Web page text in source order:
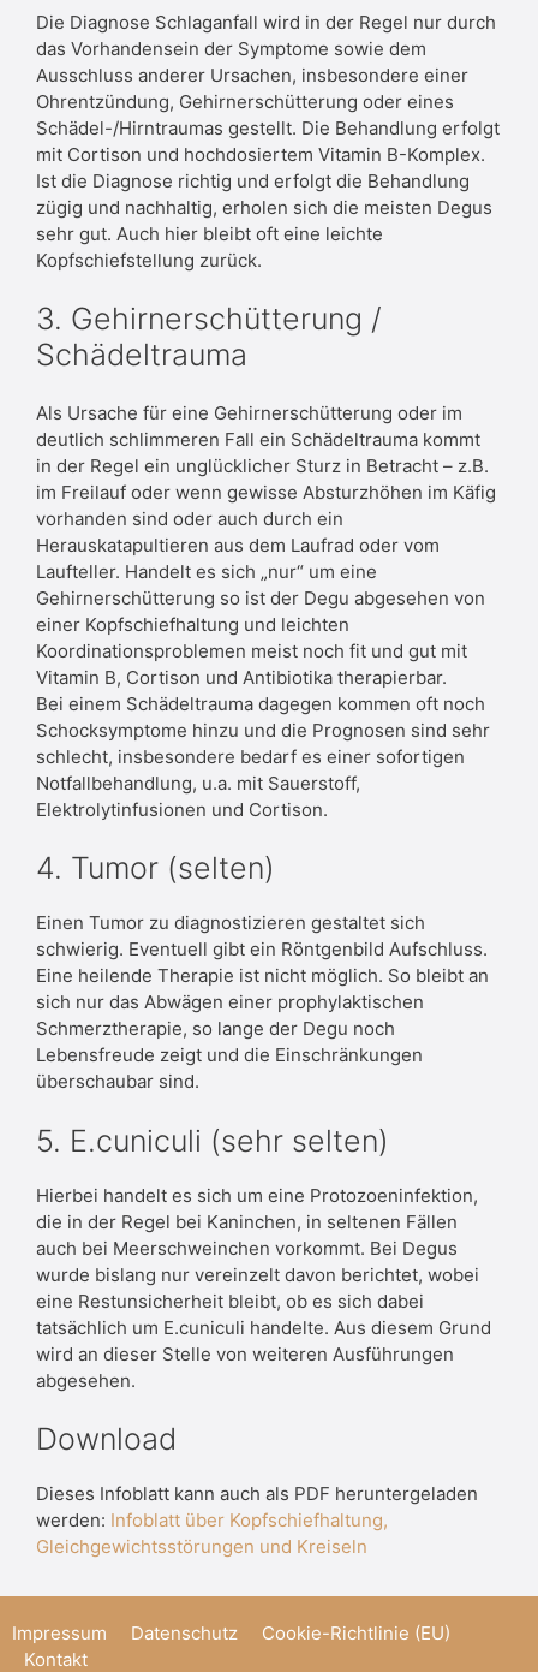
Die Diagnose Schlaganfall wird in der Regel nur durch
das Vorhandensein der Symptome sowie dem
Ausschluss anderer Ursachen, insbesondere einer
Ohrentzündung, Gehirnerschütterung oder eines
Schädel-/Hirntraumas gestellt. Die Behandlung erfolgt
mit Cortison und hochdosiertem Vitamin B-Komplex.
Ist die Diagnose richtig und erfolgt die Behandlung
zügig und nachhaltig, erholen sich die meisten Degus
sehr gut. Auch hier bleibt oft eine leichte
Kopfschiefstellung zurück.
3. Gehirnerschütterung /
Schädeltrauma
Als Ursache für eine Gehirnerschütterung oder im
deutlich schlimmeren Fall ein Schädeltrauma kommt
in der Regel ein unglücklicher Sturz in Betracht – z.B.
im Freilauf oder wenn gewisse Absturzhöhen im Käfig
vorhanden sind oder auch durch ein
Herauskatapultieren aus dem Laufrad oder vom
Laufteller. Handelt es sich „nur“ um eine
Gehirnerschütterung so ist der Degu abgesehen von
einer Kopfschiefhaltung und leichten
Koordinationsproblemen meist noch fit und gut mit
Vitamin B, Cortison und Antibiotika therapierbar.
Bei einem Schädeltrauma dagegen kommen oft noch
Schocksymptome hinzu und die Prognosen sind sehr
schlecht, insbesondere bedarf es einer sofortigen
Notfallbehandlung, u.a. mit Sauerstoff,
Elektrolytinfusionen und Cortison.
4. Tumor (selten)
Einen Tumor zu diagnostizieren gestaltet sich
schwierig. Eventuell gibt ein Röntgenbild Aufschluss.
Eine heilende Therapie ist nicht möglich. So bleibt an
sich nur das Abwägen einer prophylaktischen
Schmerztherapie, so lange der Degu noch
Lebensfreude zeigt und die Einschränkungen
überschaubar sind.
5. E.cuniculi (sehr selten)
Hierbei handelt es sich um eine Protozoeninfektion,
die in der Regel bei Kaninchen, in seltenen Fällen
auch bei Meerschweinchen vorkommt. Bei Degus
wurde bislang nur vereinzelt davon berichtet, wobei
eine Restunsicherheit bleibt, ob es sich dabei
tatsächlich um E.cuniculi handelte. Aus diesem Grund
wird an dieser Stelle von weiteren Ausführungen
abgesehen.
Download
Dieses Infoblatt kann auch als PDF heruntergeladen
werden: Infoblatt über Kopfschiefhaltung,
Gleichgewichtsstörungen und Kreiseln
Impressum Datenschutz
Cookie-Richtlinie (EU)
Kontakt